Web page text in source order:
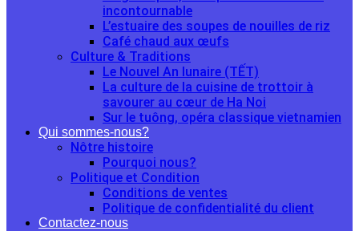
incontournable
L’estuaire des soupes de nouilles de riz
Café chaud aux œufs
Culture & Traditions
Le Nouvel An lunaire (TẾT)
La culture de la cuisine de trottoir à
savourer au cœur de Ha Noi
Sur le tuông, opéra classique vietnamien
Qui sommes-nous?
Nôtre histoire
Pourquoi nous?
Politique et Condition
Conditions de ventes
Politique de confidentialité du client
Contactez-nous